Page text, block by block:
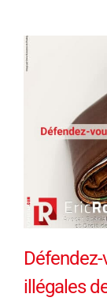
illégales